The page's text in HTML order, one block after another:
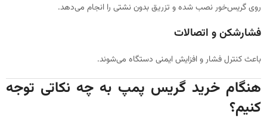
روی گریس‌خور نصب شده و تزریق بدون نشتی را انجام می‌دهد.
فشارشکن و اتصالات
باعث کنترل فشار و افزایش ایمنی دستگاه می‌شوند.
هنگام خرید گریس پمپ به چه نکاتی توجه
کنیم؟